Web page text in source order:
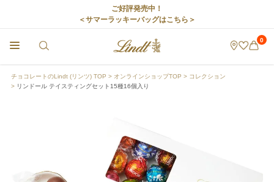
ご好評発売中！
＜サマーラッキーバッグはこちら＞
0
チョコレートのLindt (リンツ) TOP オンラインショップTOP
コレクション
リンドール テイスティングセット15種16個入り